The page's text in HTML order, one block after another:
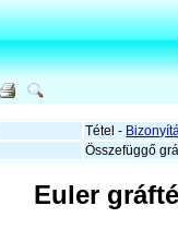
Tétel -
Összefüggő
Euler